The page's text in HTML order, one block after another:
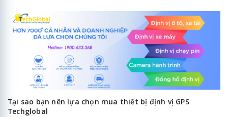
Tại sao bạn nên lựa chọn mua thiết bị định vị GPS
Techglobal